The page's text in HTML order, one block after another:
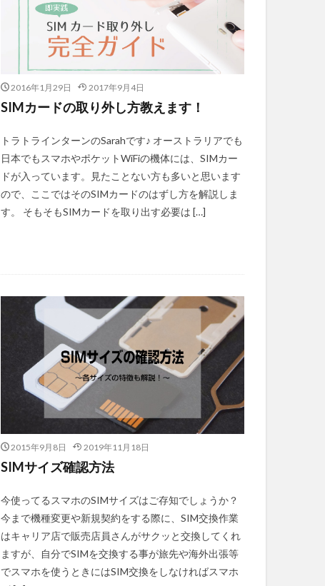
2016年1月29日 2017年9月4日
SIMカードの取り外し方教えます！
トラトラインターンのSarahです♪ オーストラリアでも
日本でもスマホやポケットWiFiの機体には、SIMカー
ドが入っています。見たことない方も多いと思います
ので、ここではそのSIMカードのはずし方を解説しま
す。 そもそもSIMカードを取り出す必要は […]
2015年9月8日 2019年11月18日
SIMサイズ確認方法
今使ってるスマホのSIMサイズはご存知でしょうか？
今まで機種変更や新規契約をする際に、SIM交換作業
はキャリア店で販売店員さんがサクッと交換してくれ
ますが、自分でSIMを交換する事が旅先や海外出張等
でスマホを使うときにはSIM交換をしなければスマホ